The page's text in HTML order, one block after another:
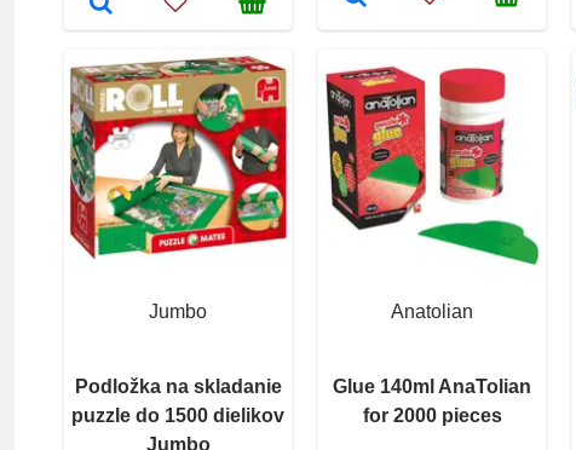
Jumbo
Podložka na skladanie
puzzle do 1500 dielikov
Jumbo
Anatolian
Glue 140ml AnaTolian
for 2000 pieces